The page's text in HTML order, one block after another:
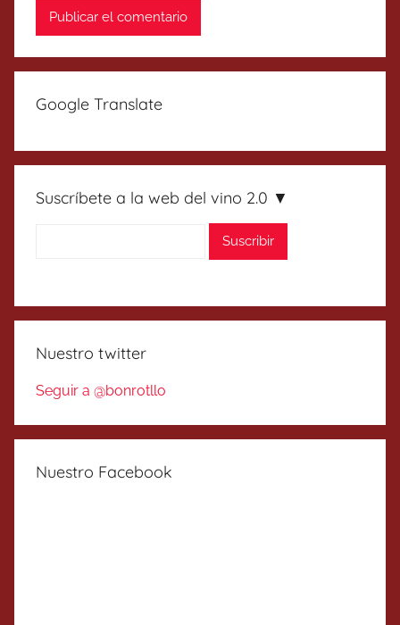
Google Translate
Suscríbete a la web del vino 2.0 ▼
Nuestro twitter
Seguir a @bonrotllo
Nuestro Facebook